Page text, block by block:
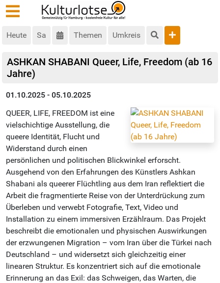
Heute Sa Themen Umkreis
ASHKAN SHABANI Queer, Life, Freedom (ab 16
Jahre)
01.10.2025 - 05.10.2025
QUEER, LIFE, FREEDOM ist eine
vielschichtige Ausstellung, die
queere Identität, Flucht und
Widerstand durch einen
persönlichen und politischen Blickwinkel erforscht.
Ausgehend von den Erfahrungen des Künstlers Ashkan
Shabani als queerer Flüchtling aus dem Iran reflektiert die
Arbeit die fragmentierte Reise von der Unterdrückung zum
Überleben und verwebt Fotografie, Text, Video und
Installation zu einem immersiven Erzählraum. Das Projekt
beschreibt die emotionalen und physischen Auswirkungen
der erzwungenen Migration – vom Iran über die Türkei nach
Deutschland – und widersetzt sich gleichzeitig einer
linearen Struktur. Es konzentriert sich auf die emotionale
Erinnerung an das Exil: das Schweigen, das Warten, die